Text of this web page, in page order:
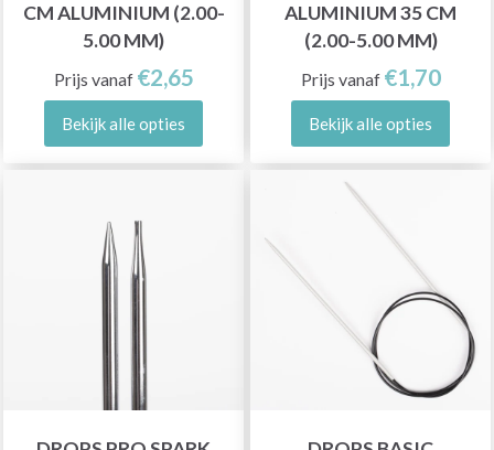
CM ALUMINIUM (2.00-
5.00 MM)
Prijs vanaf €2,65
Bekijk alle opties
ALUMINIUM 35 CM
(2.00-5.00 MM)
Prijs vanaf €1,70
Bekijk alle opties